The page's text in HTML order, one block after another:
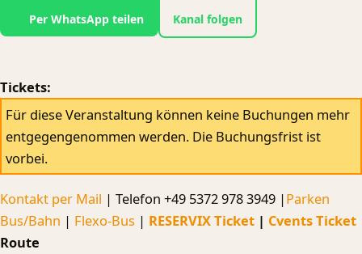
Per WhatsApp teilen Kanal folgen
Tickets:
Für diese Veranstaltung können keine Buchungen mehr
entgegengenommen werden. Die Buchungsfrist ist
vorbei.
Kontakt per Mail | Telefon +49 5372 978 3949 |Parken
Bus/Bahn | Flexo-Bus | RESERVIX Ticket | Cvents Ticket
Route